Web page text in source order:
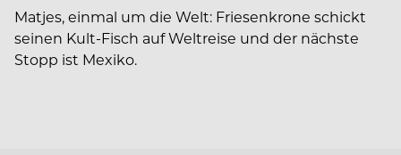
Matjes, einmal um die Welt: Friesenkrone schickt
seinen Kult-Fisch auf Weltreise und der nächste
Stopp ist Mexiko.